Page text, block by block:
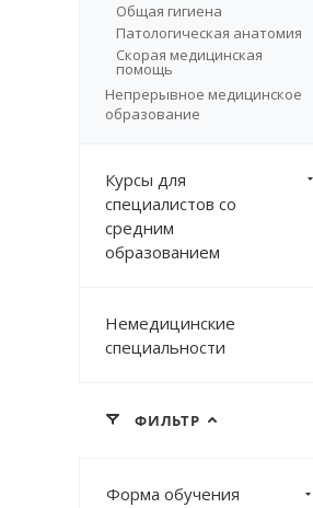
Общая гигиена
Патологическая анатомия
Скорая медицинская
помощь
Непрерывное медицинское
образование
Курсы для
специалистов со
средним
образованием
Немедицинские
специальности
ФИЛЬТР
Форма обучения